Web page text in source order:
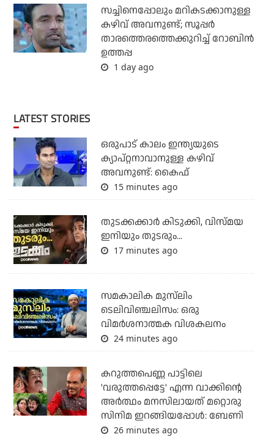
സച്ചിനെപ്പോലും മറികടക്കാനുള്ള
കഴിവ് അവനുണ്ട്; സൂപ്പര്‍
താരത്തെരത്തെക്കുറിച്ച് റോബിന്‍
ഉത്തപ്പ
1 day ago
LATEST STORIES
ഒരുപാട് കാലം ഇന്ത്യയുടെ
ക്യാപ്റ്റനാവാനുള്ള കഴിവ്
അവനുണ്ട്: കൈഫ്
15 minutes ago
തുടക്കക്കാര്‍ കിടുക്കി, വിസ്മയ
ഇനിയും തുടരും...
17 minutes ago
സമകാലിക മുസ്‌ലിം
ടെലിവിഞ്ചലിസം: ഒരു
വിമര്‍ശനാത്മക വിശകലനം
24 minutes ago
കറുത്തപെണ്ണ പാട്ടിലെ
'വരുത്തപ്പെട്ടേ' എന്ന വാക്കിന്റെ
അർത്ഥം മനസിലായത് മറ്റൊരു
സിനിമ ഇറങ്ങിയപ്പോൾ: ബേണി
26 minutes ago